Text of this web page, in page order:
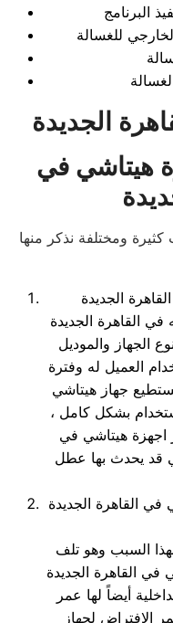
الجديدة
هيتاشي في
ومختلفة نذكر منها
القاهرة الجديدة
حسب نوع الجهاز والموديل
العميل له وفترة
جهاز هيتاشي
بشكل كامل ،
اجهزة هيتاشي في
قد يحدث بها عطل
القاهرة الجديدة
السبب وهو تلف
في القاهرة الجديدة
أيضاً لها عمر
الإفتراض لجهاز